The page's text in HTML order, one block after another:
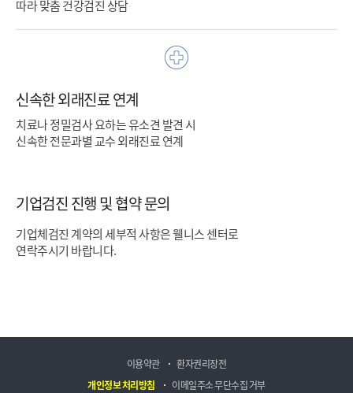
따라 맞춤 건강검진 상담
신속한 외래진료 연계
치료나 정밀검사 요하는 유소견 발견 시
신속한 전문과별 교수 외래진료 연계
기업검진 진행 및 협약 문의
기업체검진 계약의 세부적 사항은 웰니스 센터로
연락주시기 바랍니다.
이용약관
환자권리장전
개인정보 처리방침
이메일주소 무단수집 거부